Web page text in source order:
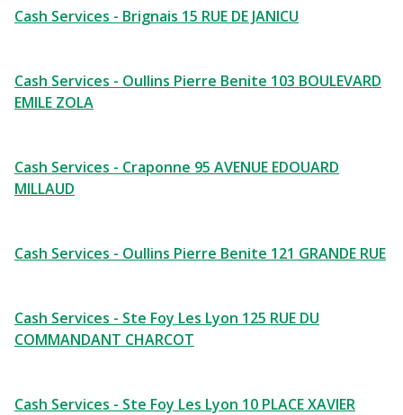
Cash Services - Brignais 15 RUE DE JANICU
Cash Services - Oullins Pierre Benite 103 BOULEVARD
EMILE ZOLA
Cash Services - Craponne 95 AVENUE EDOUARD
MILLAUD
Cash Services - Oullins Pierre Benite 121 GRANDE RUE
Cash Services - Ste Foy Les Lyon 125 RUE DU
COMMANDANT CHARCOT
Cash Services - Ste Foy Les Lyon 10 PLACE XAVIER